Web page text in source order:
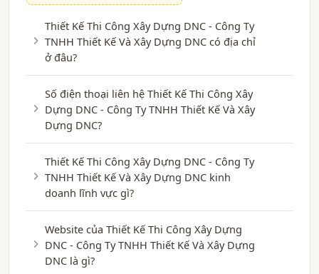
Thiết Kế Thi Công Xây Dựng DNC - Công Ty
TNHH Thiết Kế Và Xây Dựng DNC có địa chỉ
ở đâu?
Số điện thoại liên hệ Thiết Kế Thi Công Xây
Dựng DNC - Công Ty TNHH Thiết Kế Và Xây
Dựng DNC?
Thiết Kế Thi Công Xây Dựng DNC - Công Ty
TNHH Thiết Kế Và Xây Dựng DNC kinh
doanh lĩnh vực gì?
Website của Thiết Kế Thi Công Xây Dựng
DNC - Công Ty TNHH Thiết Kế Và Xây Dựng
DNC là gì?